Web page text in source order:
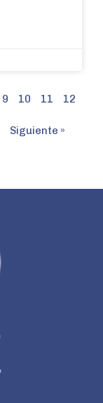
9 10 11 12
Siguiente »